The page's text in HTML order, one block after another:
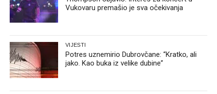
Vukovaru premašio je sva očekivanja
VIJESTI
Potres uznemirio Dubrovčane: “Kratko, ali
jako. Kao buka iz velike dubine”